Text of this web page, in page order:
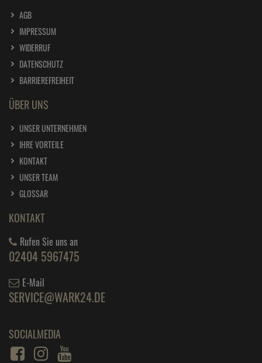
AGB
IMPRESSUM
WIDERRUF
DATENSCHUTZ
BARRIEREFREIHEIT
ÜBER UNS
UNSER UNTERNEHMEN
IHRE VORTEILE
KONTAKT
UNSER TEAM
GLOSSAR
KONTAKT
Rufen Sie uns an
02404 5967475
E-Mail
SERVICE@WARK24.DE
SOCIALMEDIA